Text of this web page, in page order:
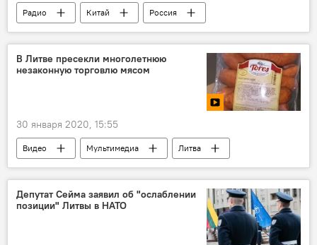
Радио Китай
Россия
вирус
Вспышка нового коронавируса в разных странах
В Литве пресекли многолетнюю
незаконную торговлю мясом
30 января 2020, 15:55
Видео Мультимедиа
Литва
торговля
теневой рынок
Депутат Сейма заявил об "ослаблении
позиции" Литвы в НАТО